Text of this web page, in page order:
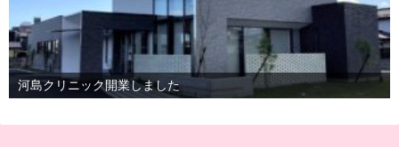
河島クリニック開業しました